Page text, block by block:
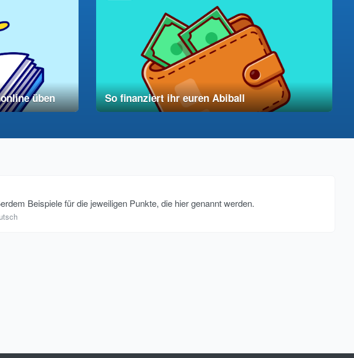
üben So finanziert ihr euren Abiball
Beispiele für die jeweiligen Punkte, die hier genannt werden.